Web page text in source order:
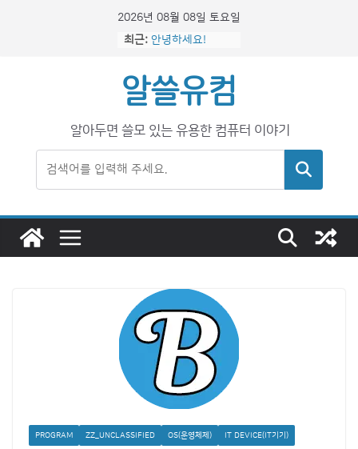
2026년 08월 08일 토요일
최근: 안녕하세요!
알쓸유컴
알아두면 쓸모 있는 유용한 컴퓨터 이야기
검색
PROGRAM ZZ_UNCLASSIFIED OS(운영체제) IT DEVICE(IT기기)